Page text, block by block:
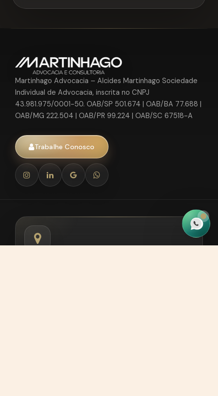
Martinhago Advocacia – Alcides Martinhago Sociedade
Individual de Advocacia, inscrita no CNPJ
43.981.975/0001-50. OAB/SP 501.674 | OAB/BA 77.688 |
OAB/MG 222.504 | OAB/PR 99.224 | OAB/SC 67518-A
Trabalhe Conosco